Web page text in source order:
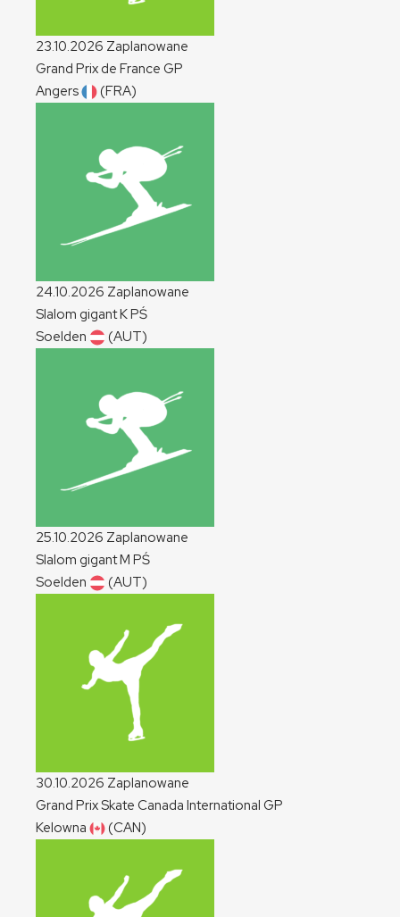
23.10.2026 Zaplanowane
Grand Prix de France GP
Angers
(FRA)
24.10.2026 Zaplanowane
Slalom gigantKPŚ
Soelden
(AUT)
25.10.2026 Zaplanowane
Slalom gigantM PŚ
Soelden
(AUT)
30.10.2026 Zaplanowane
Grand Prix Skate Canada International GP
Kelowna
(CAN)